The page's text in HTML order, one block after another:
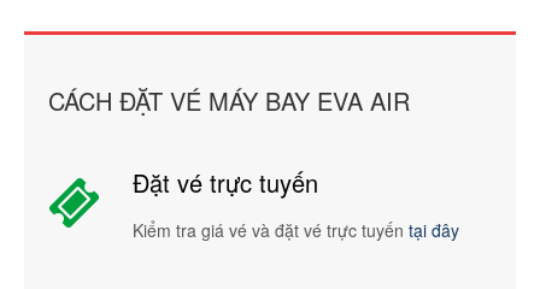
CÁCH ĐẶT VÉ MÁY BAY EVA AIR
Đặt vé trực tuyến
Kiểm tra giá vé và đặt vé trực tuyến tại đây